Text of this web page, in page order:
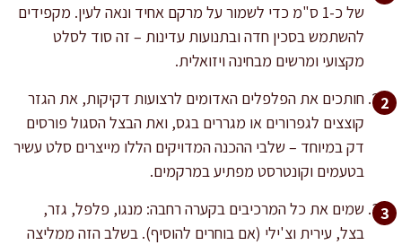
של כ-1 ס"מ כדי לשמור על מרקם אחיד ונאה לעין. מקפידים
להשתמש בסכין חדה ובתנועות עדינות – זה סוד לסלט
מקצועי ומרשים מבחינה ויזואלית.
חותכים את הפלפלים האדומים לרצועות דקיקות, את הגזר
קוצצים לגפרורים או מגררים בגס, ואת הבצל הסגול פורסים
דק במיוחד – שלבי ההכנה המדויקים הללו מייצרים סלט עשיר
בטעמים וקונטרסט מפתיע במרקמים.
שמים את כל המרכיבים בקערה רחבה: מנגו, פלפל, גזר,
בצל, עירית וצ'ילי (אם בוחרים להוסיף). בשלב הזה ממליצה